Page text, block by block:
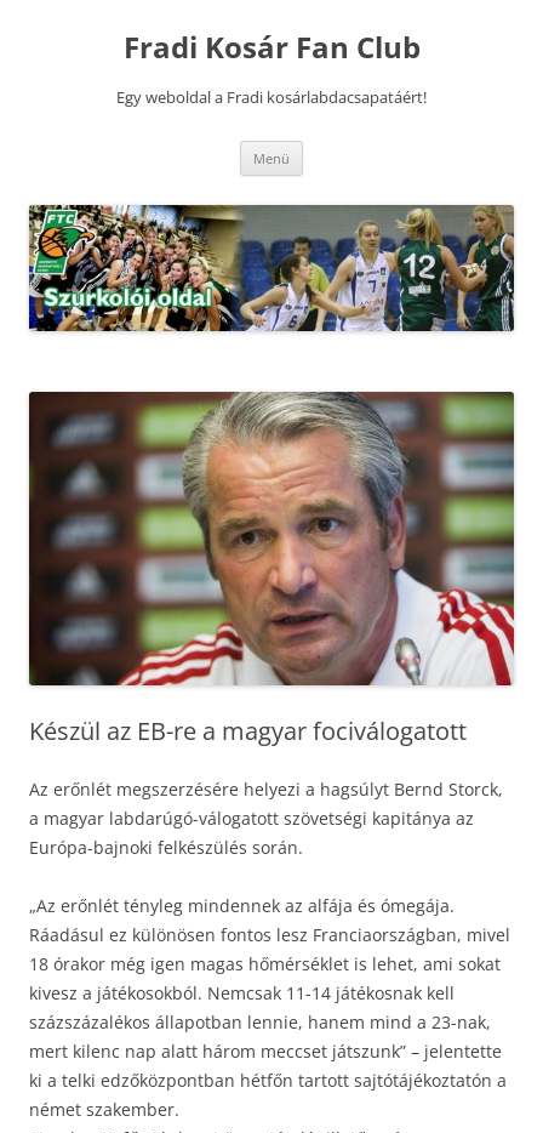
Fradi Kosár Fan Club
Egy weboldal a Fradi kosárlabdacsapatáért!
Menü
Készül az EB-re a magyar fociválogatott
Az erőnlét megszerzésére helyezi a hagsúlyt Bernd Storck,
a magyar labdarúgó-válogatott szövetségi kapitánya az
Európa-bajnoki felkészülés során.
„Az erőnlét tényleg mindennek az alfája és ómegája.
Ráadásul ez különösen fontos lesz Franciaországban, mivel
18 órakor még igen magas hőmérséklet is lehet, ami sokat
kivesz a játékosokból. Nemcsak 11-14 játékosnak kell
százszázalékos állapotban lennie, hanem mind a 23-nak,
mert kilenc nap alatt három meccset játszunk” – jelentette
ki a telki edzőközpontban hétfőn tartott sajtótájékoztatón a
német szakember.